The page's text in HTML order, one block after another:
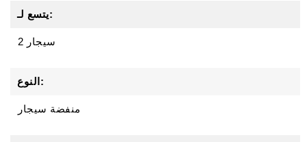
يتسع لـ:
2 سيجار
النوع:
منفضة سيجار